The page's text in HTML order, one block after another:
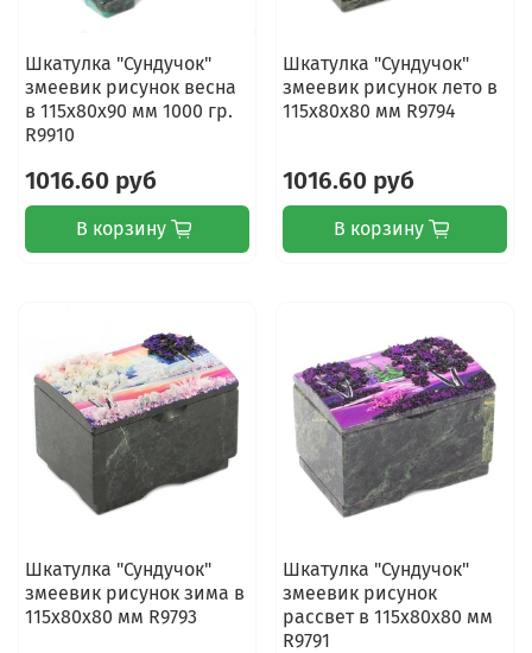
Шкатулка "Сундучок"
змеевик рисунок весна
в 115х80х90 мм 1000 гр.
R9910
1016.60 руб
В корзину
Шкатулка "Сундучок"
змеевик рисунок лето в
115х80х80 мм R9794
1016.60 руб
В корзину
Шкатулка "Сундучок"
змеевик рисунок зима в
115х80х80 мм R9793
Шкатулка "Сундучок"
змеевик рисунок
рассвет в 115х80х80 мм
R9791